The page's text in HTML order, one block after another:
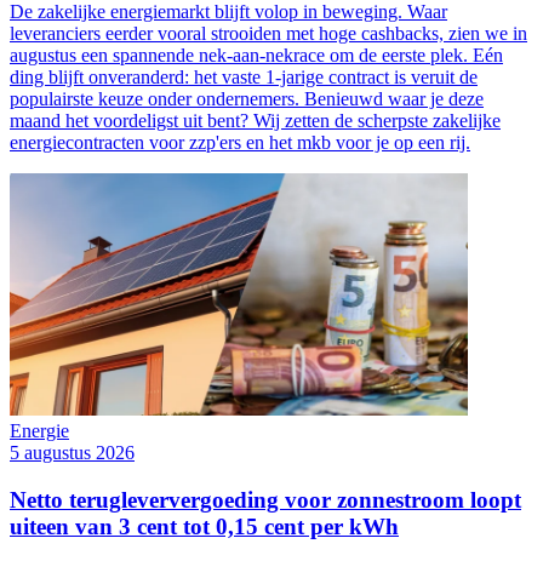
De zakelijke energiemarkt blijft volop in beweging. Waar
leveranciers eerder vooral strooiden met hoge cashbacks, zien we in
augustus een spannende nek-aan-nekrace om de eerste plek. Eén
ding blijft onveranderd: het vaste 1-jarige contract is veruit de
populairste keuze onder ondernemers. Benieuwd waar je deze
maand het voordeligst uit bent? Wij zetten de scherpste zakelijke
energiecontracten voor zzp'ers en het mkb voor je op een rij.
Energie
5 augustus 2026
Netto terugleververgoeding voor zonnestroom loopt
uiteen van 3 cent tot 0,15 cent per kWh